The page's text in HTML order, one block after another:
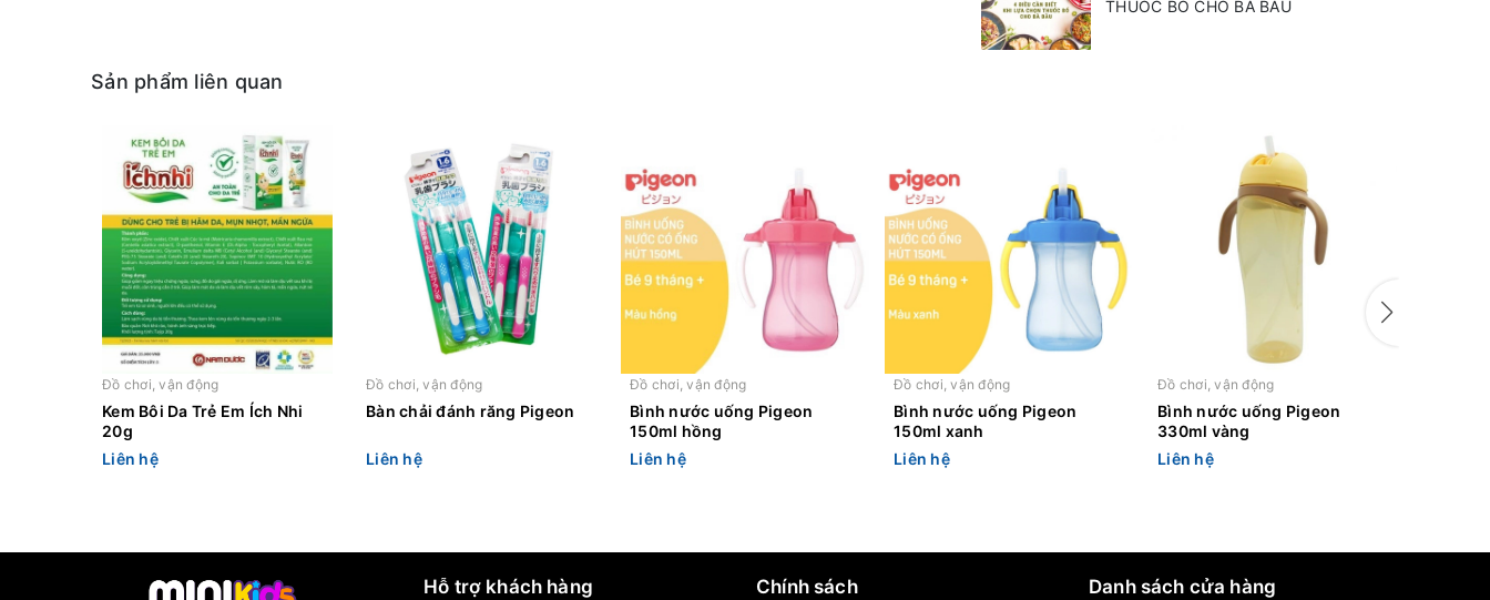
THUỐC BỔ CHO BÀ BẦU
Sản phẩm liên quan
Đồ chơi, vận động
Kem Bôi Da Trẻ Em Ích Nhi
20g
Liên hệ
Đồ chơi, vận động
Bàn chải đánh răng Pigeon
Liên hệ
Đồ chơi, vận động
Bình nước uống Pigeon
150ml hồng
Liên hệ
Đồ chơi, vận động
Bình nước uống Pigeon
150ml xanh
Liên hệ
Đồ chơi, vận động
Bình nước uống Pigeon
330ml vàng
Liên hệ
Hỗ trợ khách hàng Chính sách Danh sách cửa hàng